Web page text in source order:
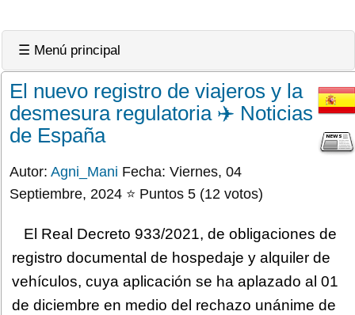
☰ Menú principal
El nuevo registro de viajeros y la
desmesura regulatoria ✈️ Noticias
de España
Autor: Agni_Mani Fecha: Viernes, 04
Septiembre, 2024 ⭐ Puntos 5 (12 votos)
El Real Decreto 933/2021, de obligaciones de
registro documental de hospedaje y alquiler de
vehículos, cuya aplicación se ha aplazado al 01
de diciembre en medio del rechazo unánime de